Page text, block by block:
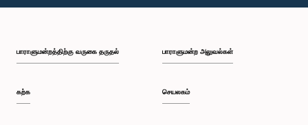
பி.ப. 2:15 - பி.ப. 2:25
பாராளுமன்றத்திற்கு வருகை தருதல்
கற்க
பாராளுமன்ற அலுவல்கள்
செயலகம்